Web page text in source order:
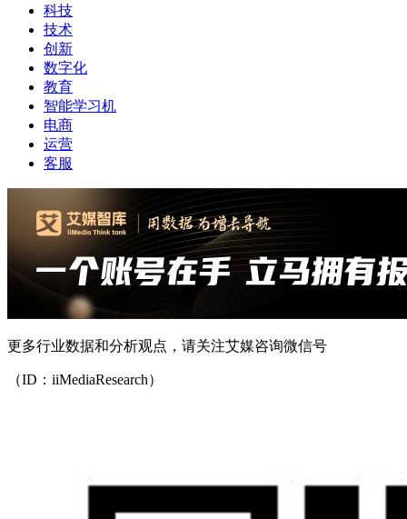
科技
技术
创新
数字化
教育
智能学习机
电商
运营
客服
更多行业数据和分析观点，请关注艾媒咨询微信号
（ID：iiMediaResearch）